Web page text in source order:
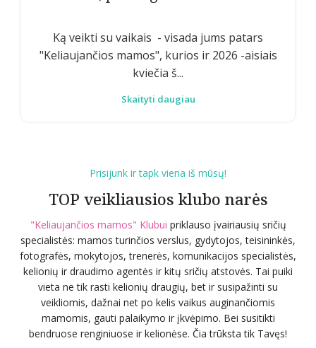
​Ką veikti su vaikais - visada jums patars
"Keliaujančios mamos", kurios ir 2026 -aisiais
kviečia š...
Skaityti daugiau
Prisijunk ir tapk viena iš mūsų!
TOP veikliausios klubo narės
"Keliaujančios mamos" Klubui priklauso įvairiausių sričių
specialistės: mamos turinčios verslus, gydytojos, teisininkės,
fotografės, mokytojos, trenerės, komunikacijos specialistės,
kelionių ir draudimo agentės ir kitų sričių atstovės. Tai puiki
vieta ne tik rasti kelionių draugių, bet ir susipažinti su
veikliomis, dažnai net po kelis vaikus auginančiomis
mamomis, gauti palaikymo ir įkvėpimo. Bei susitikti
bendruose renginiuose ir kelionėse. Čia trūksta tik Tavęs!